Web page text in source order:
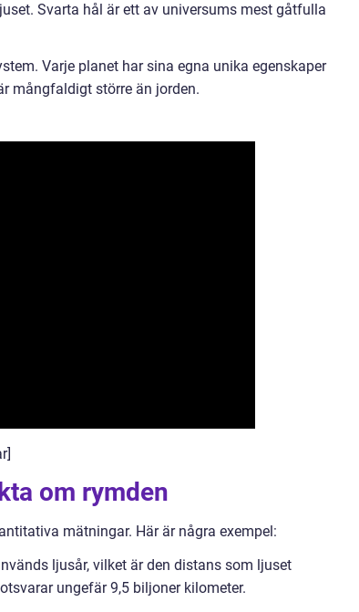
Svarta hål är ett av universums mest gåtfulla
Varje planet har sina egna unika egenskaper
mångfaldigt större än jorden.
om rymden
mätningar. Här är några exempel:
ljusår, vilket är den distans som ljuset
ungefär 9,5 biljoner kilometer.